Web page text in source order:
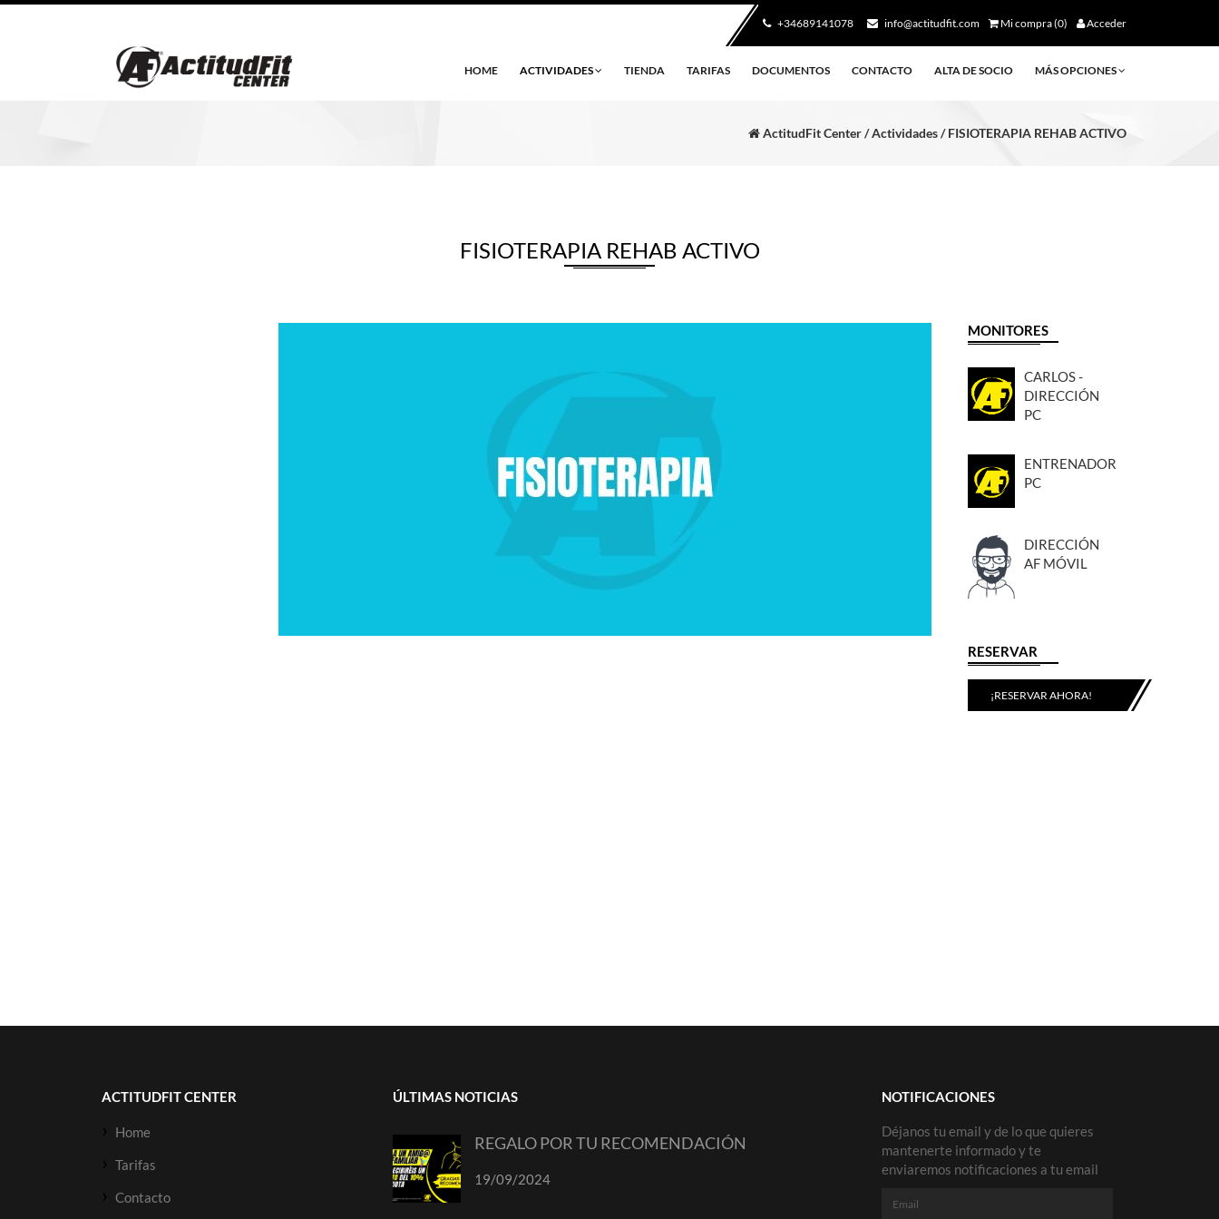
+34689141078 info@actitudfit.com Mi compra (0) Acceder
HOME ACTIVIDADES TIENDA TARIFAS DOCUMENTOS CONTACTO ALTA DE SOCIO MÁS OPCIONES
ActitudFit Center / Actividades / FISIOTERAPIA REHAB ACTIVO
FISIOTERAPIA REHAB ACTIVO
MONITORES
CARLOS -
DIRECCIÓN
PC
ENTRENADOR
PC
DIRECCIÓN
AF MÓVIL
RESERVAR
¡RESERVAR AHORA!
ACTITUDFIT CENTER
Home
Tarifas
Contacto
ÚLTIMAS NOTICIAS
REGALO POR TU RECOMENDACIÓN
19/09/2024
NOTIFICACIONES
Déjanos tu email y de lo que quieres
mantenerte informado y te
enviaremos notificaciones a tu email
Email